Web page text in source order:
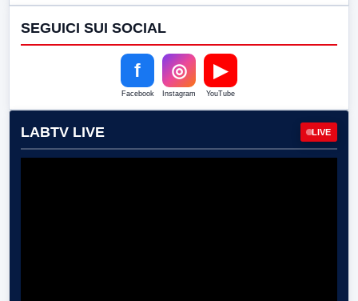
SEGUICI SUI SOCIAL
f
Facebook
◎
Instagram
▶
YouTube
LABTV LIVE LIVE